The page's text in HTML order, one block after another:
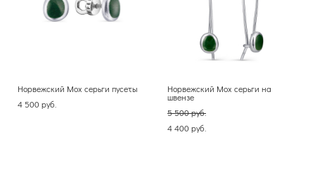
Норвежский Мох серьги пусеты
4 500 pуб.
Норвежский Мох серьги на
швензе
5 500 pуб.
4 400 pуб.